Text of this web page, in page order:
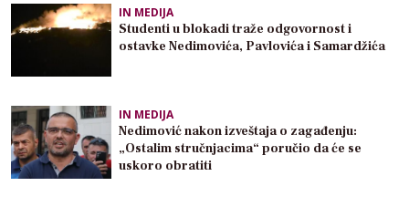
IN MEDIJA
Studenti u blokadi traže odgovornost i
ostavke Nedimovića, Pavlovića i Samardžića
IN MEDIJA
Nedimović nakon izveštaja o zagađenju:
„Ostalim stručnjacima“ poručio da će se
uskoro obratiti